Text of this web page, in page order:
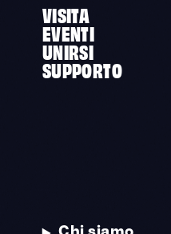
VISITA
EVENTI
UNIRSI
SUPPORTO